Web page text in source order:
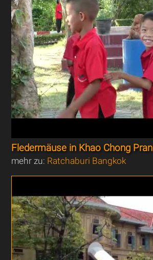
Fledermäuse in Khao Chong Pran
mehr zu: Ratchaburi Bangkok